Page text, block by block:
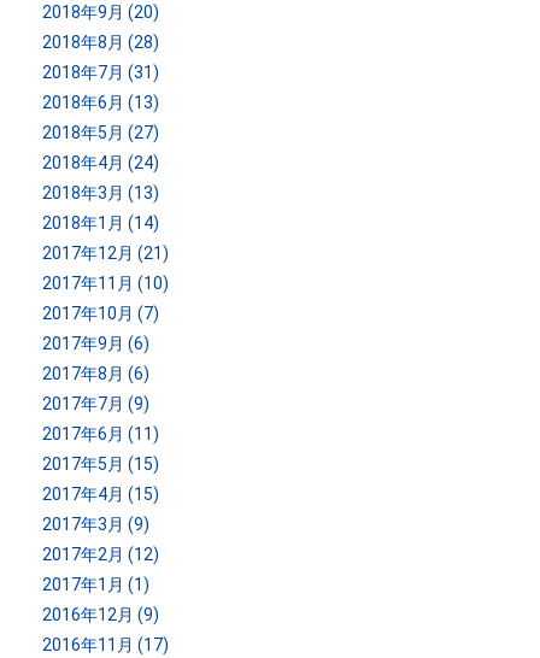
2018年9月 (20)
2018年8月 (28)
2018年7月 (31)
2018年6月 (13)
2018年5月 (27)
2018年4月 (24)
2018年3月 (13)
2018年1月 (14)
2017年12月 (21)
2017年11月 (10)
2017年10月 (7)
2017年9月 (6)
2017年8月 (6)
2017年7月 (9)
2017年6月 (11)
2017年5月 (15)
2017年4月 (15)
2017年3月 (9)
2017年2月 (12)
2017年1月 (1)
2016年12月 (9)
2016年11月 (17)